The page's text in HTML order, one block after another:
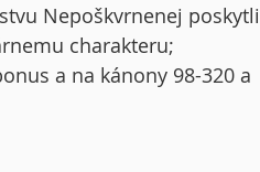
Nepoškvrnenej poskytli
charakteru;
a na kánony 98-320 a